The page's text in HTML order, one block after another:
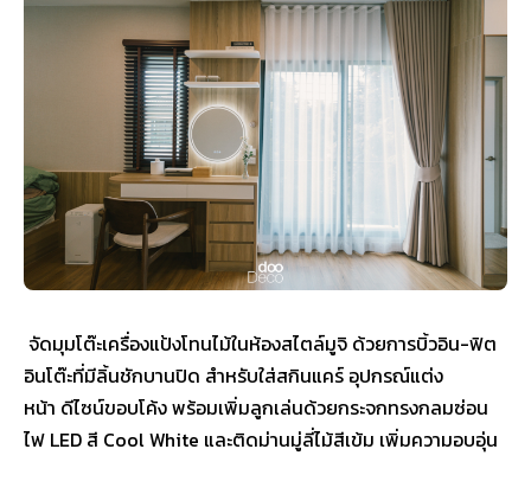
จัดมุมโต๊ะเครื่องแป้งโทนไม้ในห้องสไตล์มูจิ ด้วยการบิ้วอิน-ฟิต
อินโต๊ะที่มีลิ้นชักบานปิด สำหรับใส่สกินแคร์ อุปกรณ์แต่ง
หน้า ดีไซน์ขอบโค้ง พร้อมเพิ่มลูกเล่นด้วยกระจกทรงกลมซ่อน
ไฟ LED สี Cool White และติดม่านมู่ลี่ไม้สีเข้ม เพิ่มความอบอุ่น